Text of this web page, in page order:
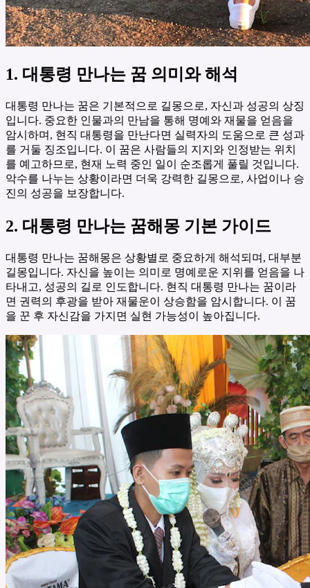
1. 대통령 만나는 꿈 의미와 해석
대통령 만나는 꿈은 기본적으로 길몽으로, 자신과 성공의 상징
입니다. 중요한 인물과의 만남을 통해 명예와 재물을 얻음을
암시하며, 현직 대통령을 만난다면 실력자의 도움으로 큰 성과
를 거둘 징조입니다. 이 꿈은 사람들의 지지와 인정받는 위치
를 예고하므로, 현재 노력 중인 일이 순조롭게 풀릴 것입니다.
악수를 나누는 상황이라면 더욱 강력한 길몽으로, 사업이나 승
진의 성공을 보장합니다.
2. 대통령 만나는 꿈해몽 기본 가이드
대통령 만나는 꿈해몽은 상황별로 중요하게 해석되며, 대부분
길몽입니다. 자신을 높이는 의미로 명예로운 지위를 얻음을 나
타내고, 성공의 길로 인도합니다. 현직 대통령 만나는 꿈이라
면 권력의 후광을 받아 재물운이 상승함을 암시합니다. 이 꿈
을 꾼 후 자신감을 가지면 실현 가능성이 높아집니다.